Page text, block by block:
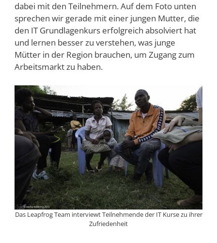
dabei mit den Teilnehmern. Auf dem Foto unten
sprechen wir gerade mit einer jungen Mutter, die
den IT Grundlagenkurs erfolgreich absolviert hat
und lernen besser zu verstehen, was junge
Mütter in der Region brauchen, um Zugang zum
Arbeitsmarkt zu haben.
Das Leapfrog Team interviewt Teilnehmende der IT Kurse zu ihrer
Zufriedenheit